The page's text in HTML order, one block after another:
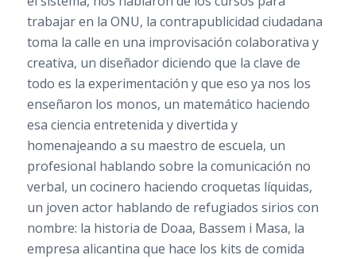
trabajar en la ONU, la contrapublicidad ciudadana
toma la calle en una improvisación colaborativa y
creativa, un diseñador diciendo que la clave de
todo es la experimentación y que eso ya nos los
enseñaron los monos, un matemático haciendo
esa ciencia entretenida y divertida y
homenajeando a su maestro de escuela, un
profesional hablando sobre la comunicación no
verbal, un cocinero haciendo croquetas líquidas,
un joven actor hablando de refugiados sirios con
nombre: la historia de Doaa, Bassem i Masa, la
empresa alicantina que hace los kits de comida